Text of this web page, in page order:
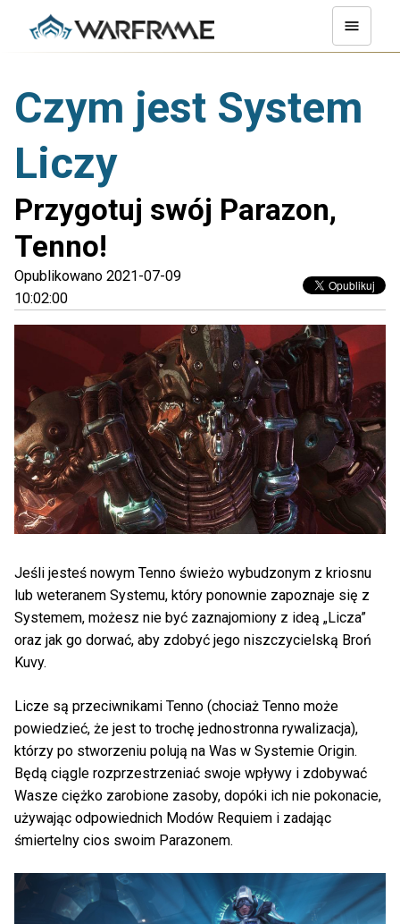
Czym jest System
Liczy
Przygotuj swój Parazon,
Tenno!
Opublikowano 2021-07-09
10:02:00
Jeśli jesteś nowym Tenno świeżo wybudzonym z kriosnu
lub weteranem Systemu, który ponownie zapoznaje się z
Systemem, możesz nie być zaznajomiony z ideą „Licza”
oraz jak go dorwać, aby zdobyć jego niszczycielską Broń
Kuvy.
Licze są przeciwnikami Tenno (chociaż Tenno może
powiedzieć, że jest to trochę jednostronna rywalizacja),
którzy po stworzeniu polują na Was w Systemie Origin.
Będą ciągle rozprzestrzeniać swoje wpływy i zdobywać
Wasze ciężko zarobione zasoby, dopóki ich nie pokonacie,
używając odpowiednich Modów Requiem i zadając
śmiertelny cios swoim Parazonem.